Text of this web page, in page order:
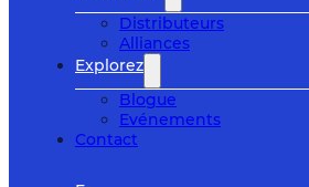
Distributeurs
Alliances
Explorez
Blogue
Evénements
Contact